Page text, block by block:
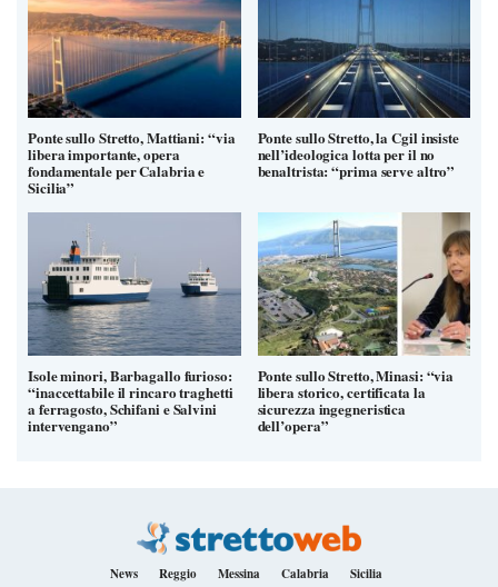
Ponte sullo Stretto, Mattiani: “via
libera importante, opera
fondamentale per Calabria e
Sicilia”
Ponte sullo Stretto, la Cgil insiste
nell’ideologica lotta per il no
benaltrista: “prima serve altro”
Isole minori, Barbagallo furioso:
“inaccettabile il rincaro traghetti
a ferragosto, Schifani e Salvini
intervengano”
Ponte sullo Stretto, Minasi: “via
libera storico, certificata la
sicurezza ingegneristica
dell’opera”
News Reggio Messina Calabria Sicilia